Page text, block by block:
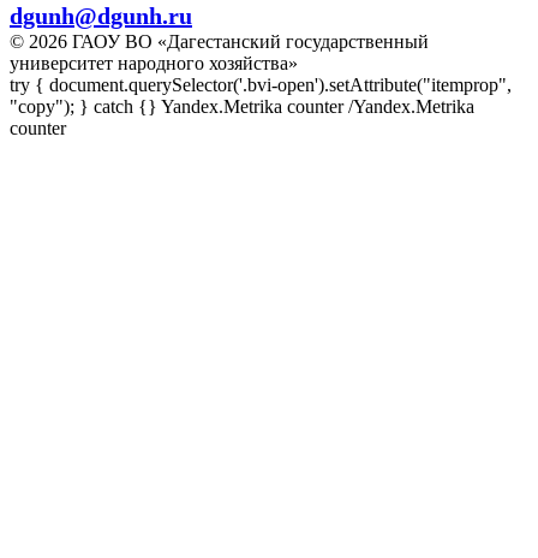
dgunh@dgunh.ru
© 2026 ГАОУ ВО «Дагестанский государственный
университет народного хозяйства»
try { document.querySelector('.bvi-open').setAttribute("itemprop",
"copy"); } catch {} Yandex.Metrika counter/Yandex.Metrika
counter